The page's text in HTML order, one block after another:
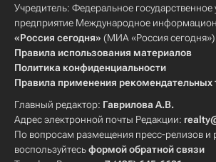
Учредитель: Федеральное государственное
предприятие Международное
«Россия сегодня» (МИА «Россия сегодня»).
Правила использования материалов
Политика конфиденциальности
Правила применения рекомендательных
Главный редактор: Гаврилова А.В.
Адрес электронной почты Редакции:
По вопросам размещения пресс-релизов и
воспользуйтесьформой обратной связи